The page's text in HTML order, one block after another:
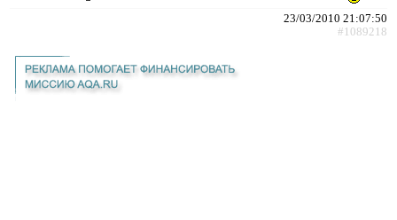
23/03/2010 21:07:50
#1089218